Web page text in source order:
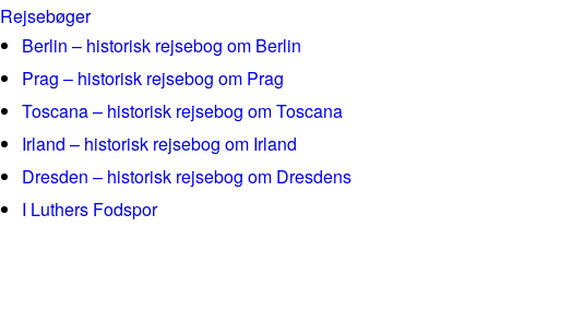
Rejsebøger
Berlin – historisk rejsebog om Berlin
Prag – historisk rejsebog om Prag
Toscana – historisk rejsebog om Toscana
Irland – historisk rejsebog om Irland
Dresden – historisk rejsebog om Dresdens
I Luthers Fodspor